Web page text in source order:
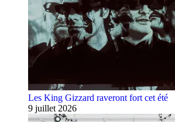
Les King Gizzard raveront fort cet été
9 juillet 2026